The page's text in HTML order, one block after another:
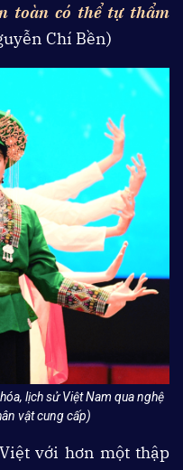
toàn có thể tự thẩm
Chí Bền)
lịch sử Việt Nam qua nghệ
vật cung cấp)
với hơn một thập